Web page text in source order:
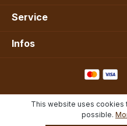
Service
Infos
This website uses cookies
possible.